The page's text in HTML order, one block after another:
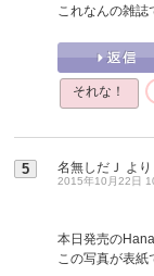
これなんの雑誌
それな！
5 名無しだＪ より
2015年10月22日
本日発売の
この写真が表紙